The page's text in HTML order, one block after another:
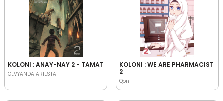
KOLONI : ANAY-NAY 2 - TAMAT
OLVYANDA ARIESTA
KOLONI : WE ARE PHARMACIST
2
Qoni